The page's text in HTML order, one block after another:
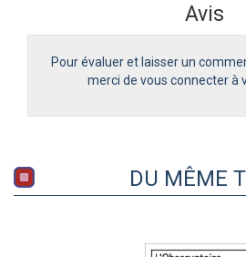
Avis
Pour évaluer et laisser un
merci de vous connecter à
DU MÊME